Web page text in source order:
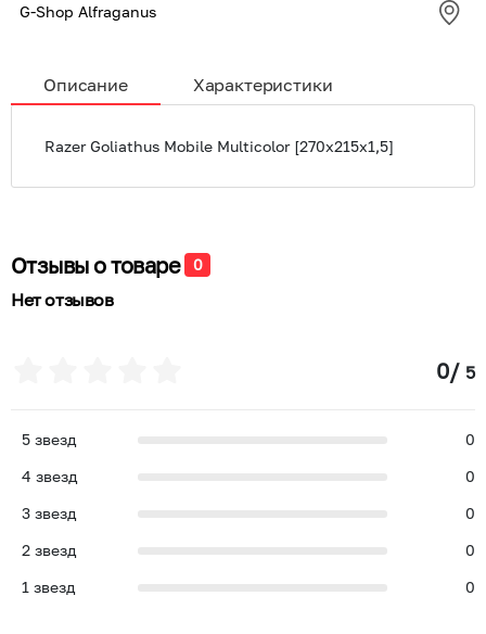
G-Shop Alfraganus
Описание Характеристики
Razer Goliathus Mobile Multicolor [270x215x1,5]
Отзывы о товаре 0
Нет отзывов
0/ 5
5 звезд
0
4 звезд
0
3 звезд
0
2 звезд
0
1 звезд 0